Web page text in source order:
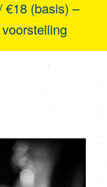
(basis) –